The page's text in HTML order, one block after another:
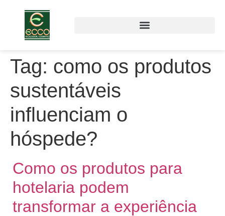
Tag: como os produtos
sustentáveis
influenciam o
hóspede?
Como os produtos para
hotelaria podem
transformar a experiência